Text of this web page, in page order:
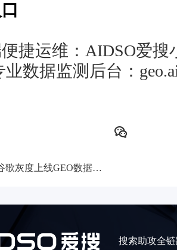
捷运维：AIDSO爱搜
业数据监测后台：
谷歌灰度上线GEO数据报告：AI搜索正式进入数据化运营时代
搜索助攻全